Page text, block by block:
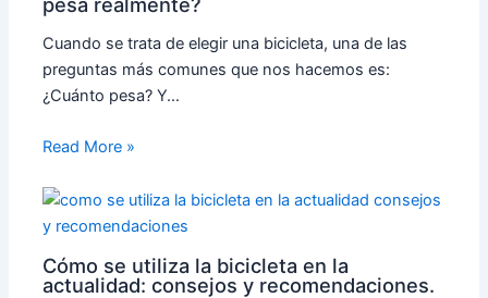
Cuando se trata de elegir una bicicleta, una de las
preguntas más comunes que nos hacemos es:
¿Cuánto pesa? Y…
Read More »
Cómo se utiliza la bicicleta en la
actualidad: consejos y recomendaciones.